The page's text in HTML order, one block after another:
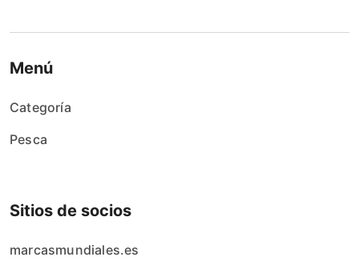
Menú
Categoría
Pesca
Sitios de socios
marcasmundiales.es